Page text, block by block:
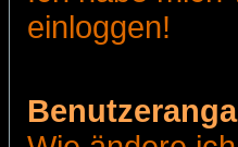
einloggen!